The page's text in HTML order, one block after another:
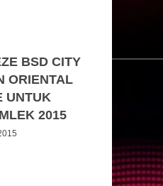
BSD CITY
ORIENTAL
UNTUK
2015